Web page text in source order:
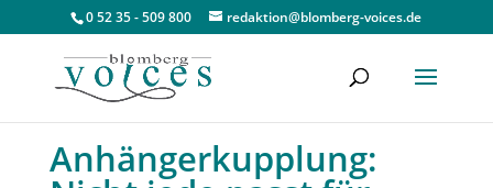
0 52 35 - 509 800 redaktion@blomberg-voices.de
Anhängerkupplung: